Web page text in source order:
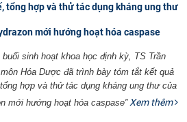
tổng hợp và thử tác dụng kháng ung thư
mới hướng hoạt hóa caspase
sinh hoạt khoa học định kỳ, TS Trần
Hóa Dược đã trình bày tóm tắt kết quả
hợp và thử tác dụng kháng ung thư của
mới hướng hoạt hóa caspase” Xem thêm